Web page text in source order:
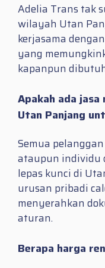
Adelia Trans tak
wilayah Utan
kerjasama
yang
kapanpun
Apakah ada
Utan Panjang
Semua
ataupun individu
lepas kunci di
urusan pribadi
menyerahkan
aturan.
Berapa harga